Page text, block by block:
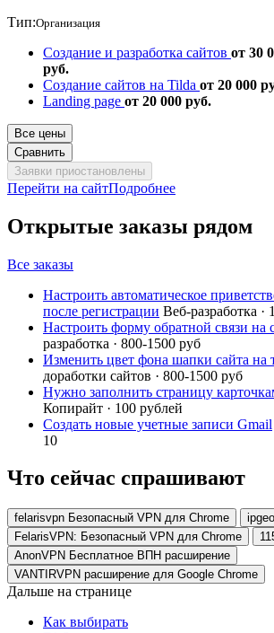
Тип:Организация
Создание и разработка сайтов от 30
руб.
Создание сайтов на Tilda от 20 000
Landing page от 20 000 руб.
Все цены
Сравнить
Заявки приостановлены
Перейти на сайтПодробнее
Открытые заказы рядом
Все заказы
Настроить автоматическое
после регистрации Веб-разработка ·
Настроить форму обратной связи на
разработка · 800-1500 руб
Изменить цвет фона шапки сайта на
доработки сайтов · 800-1500 руб
Нужно заполнить страницу
Копирайт · 100 рублей
Создать новые учетные записи Gmail
10
Что сейчас спрашивают
felarisvpn Безопасный VPN для Chrome
FelarisVPN: Безопасный VPN для Chrome
AnonVPN Бесплатное ВПН расширение
VANTIRVPN расширение для Google Chrome
Дальше на странице
Как выбирать